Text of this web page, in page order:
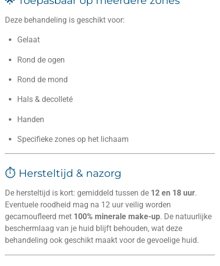
Deze behandeling is geschikt voor:
Gelaat
Rond de ogen
Rond de mond
Hals & decolleté
Handen
Specifieke zones op het lichaam
⏱️ Hersteltijd & nazorg
De hersteltijd is kort: gemiddeld tussen de 12 en 18 uur.
Eventuele roodheid mag na 12 uur veilig worden
gecamoufleerd met 100% minerale make-up. De natuurlijke
beschermlaag van je huid blijft behouden, wat deze
behandeling ook geschikt maakt voor de gevoelige huid.